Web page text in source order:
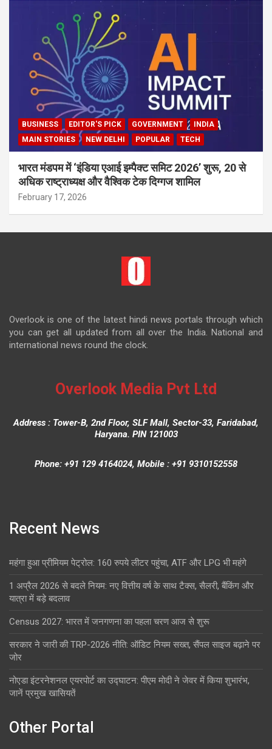
BUSINESS EDITOR'S PICK GOVERNMENT
INDIA
MAIN STORIES
NEW DELHI POPULAR TECH
भारत मंडपम में ‘इंडिया एआई इम्पैक्ट समिट 2026’ शुरू, 20 से
अधिक राष्ट्राध्यक्ष और वैश्विक टेक दिग्गज शामिल
February 17, 2026
Overlook is one of the latest hindi news portals through which
you can get all updated from all over the India. National and
international news round the clock.
Overlook Media Pvt Ltd
Address : Tower-B, 2nd Floor, SLF Mall, Sector-33, Faridabad,
Haryana. PIN 121003
Phone: +91 129 4164024, Mobile : +91 9310152558
Recent News
महंगा हुआ प्रीमियम पेट्रोल: 160 रुपये लीटर पहुंचा, ATF और LPG भी महंगे
1 अप्रैल 2026 से बदले नियम: नए वित्तीय वर्ष के साथ टैक्स, सैलरी, बैंकिंग और
यात्रा में बड़े बदलाव
Census 2027: भारत में जनगणना का पहला चरण आज से शुरू
सरकार ने जारी की TRP-2026 नीति: ऑडिट नियम सख्त, सैंपल साइज बढ़ाने पर
जोर
नोएडा इंटरनेशनल एयरपोर्ट का उद्घाटन: पीएम मोदी ने जेवर में किया शुभारंभ,
जानें प्रमुख खासियतें
Other Portal